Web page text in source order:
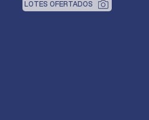
LOTES OFERTADOS